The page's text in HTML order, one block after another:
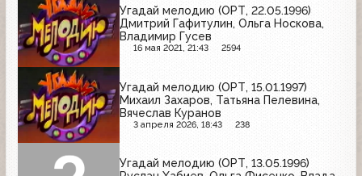
Угадай мелодию (ОРТ, 22.05.1996)
Дмитрий Гафитулин, Ольга Носкова,
Владимир Гусев
16 мая 2021, 21:43 2594
Угадай мелодию (ОРТ, 15.01.1997)
Михаил Захаров, Татьяна Пелевина,
Вячеслав Куранов
3 апреля 2026, 18:43 238
Угадай мелодию (ОРТ, 13.05.1996)